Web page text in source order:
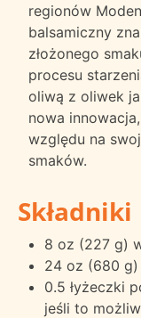
regionów
balsamiczny
złożonego
procesu
oliwą z oliwek
nowa
względu na
smaków.
Składniki
8 oz (227 g)
24 oz (680
0.5 łyżeczki
jeśli to